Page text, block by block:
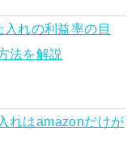
入れの利益率の目
法を解説
れはamazonだけが